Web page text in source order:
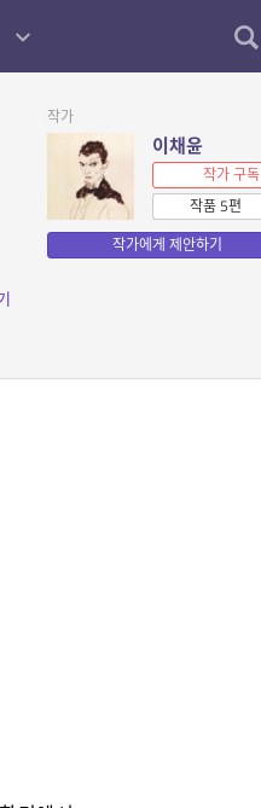
작가
이채윤
작가 구독
작품 5편
작가에게 제안하기